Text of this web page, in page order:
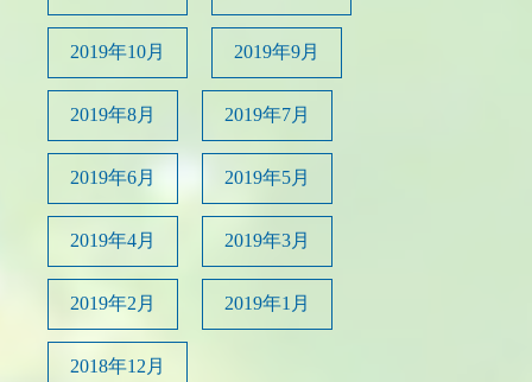
2019年10月 2019年9月
2019年8月 2019年7月
2019年6月 2019年5月
2019年4月 2019年3月
2019年2月 2019年1月
2018年12月